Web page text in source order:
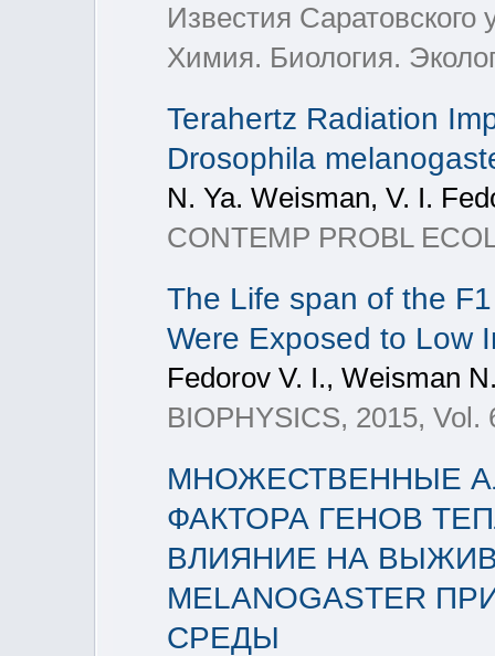
Известия
Химия. Биология.
Terahertz Radiation
Drosophila
N. Ya. Weisman, V. I.
CONTEMP PROBL
The Life span of the
Were Exposed to Low
Fedorov V. I., Weisman
BIOPHYSICS, 2015, Vol.
МНОЖЕСТВЕННЫЕ
ФАКТОРА ГЕНОВ
ВЛИЯНИЕ НА
MELANOGASTER
СРЕДЫ